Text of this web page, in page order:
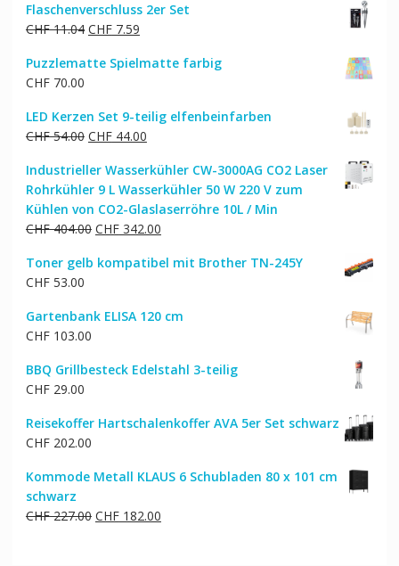
war:
CHF 290.00
ist:
Flaschenverschluss 2er Set
CHF11.04 Ursprünglicher
war:
CHF7.59Aktueller
ist:
Puzzlematte Spielmatte farbig
CHF70.00
LED Kerzen Set 9-teilig elfenbeinfarben
CHF54.00 Ursprünglicher
war:
CHF 54.00
CHF44.00Aktueller
ist:
CHF 44.00.
Industrieller Wasserkühler CW-3000AG CO2 Laser
Rohrkühler 9 L Wasserkühler 50 W 220 V zum
Kühlen von CO2-Glaslaserröhre 10L / Min
CHF404.00 Ursprünglicher
war:
CHF342.00Aktueller
ist:
Toner gelb kompatibel mit Brother TN-245Y
CHF53.00
Gartenbank ELISA 120 cm
CHF103.00
BBQ Grillbesteck Edelstahl 3-teilig
CHF29.00
Reisekoffer Hartschalenkoffer AVA 5er Set schwarz
CHF202.00
Kommode Metall KLAUS 6 Schubladen 80 x 101 cm
schwarz
CHF227.00 Ursprünglicher
CHF182.00Aktueller